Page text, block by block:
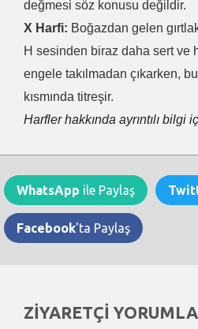
değmesi söz konusu değildir.
X Harfi: Boğazdan gelen
H sesinden biraz daha sert ve
engele takılmadan çıkarken,
kısmında titreşir.
Harfler hakkında ayrıntılı bilgi
WhatsApp ile Paylaş
Facebook'ta Paylaş
ZİYARETÇİ